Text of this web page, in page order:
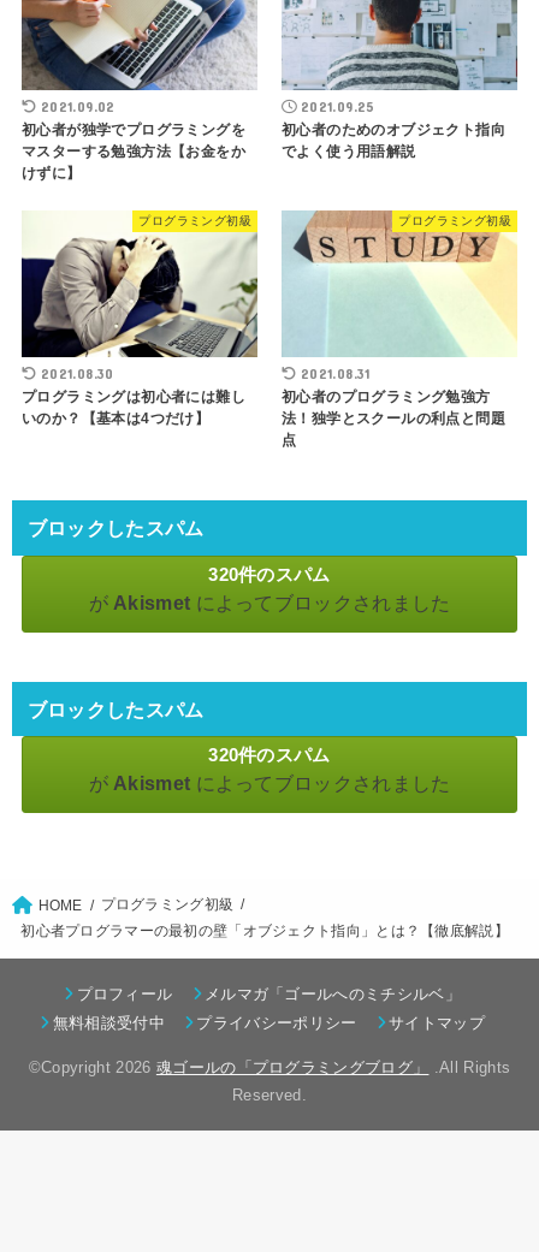
2021.09.02
初心者が独学でプログラミングを
マスターする勉強方法【お金をか
けずに】
2021.09.25
初心者のためのオブジェクト指向
でよく使う用語解説
プログラミング初級
2021.08.30
プログラミングは初心者には難し
いのか？【基本は4つだけ】
プログラミング初級
2021.08.31
初心者のプログラミング勉強方
法！独学とスクールの利点と問題
点
ブロックしたスパム
320件のスパム
が Akismet によってブロックされました
ブロックしたスパム
320件のスパム
が Akismet によってブロックされました
HOME
プログラミング初級
初心者プログラマーの最初の壁「オブジェクト指向」とは？【徹底解説】
プロフィール
メルマガ「ゴールへのミチシルベ」
無料相談受付中
プライバシーポリシー サイトマップ
©Copyright 2026 魂ゴールの「プログラミングブログ」
.All Rights
Reserved.